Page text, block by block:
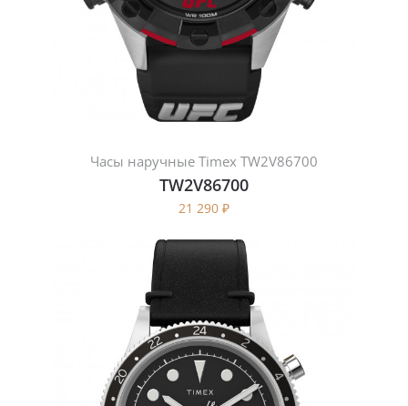
Часы наручные Timex TW2V86700
TW2V86700
21 290 ₽